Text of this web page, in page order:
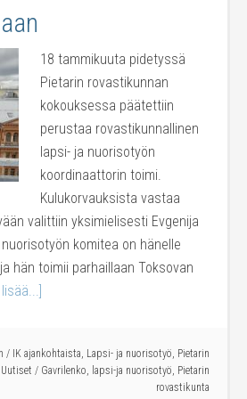
18 tammikuuta pidetyssä
Pietarin rovastikunnan
kokouksessa päätettiin
perustaa rovastikunnallinen
lapsi- ja nuorisotyön
koordinaattorin toimi.
Kulukorvauksista vastaa
valittiin yksimielisesti Evgenija
komitea on hänelle
hän toimii parhaillaan Toksovan
/ IK ajankohtaista, Lapsi- ja nuorisotyö, Pietarin
Uutiset / Gavrilenko, lapsi-ja nuorisotyö, Pietarin
rovastikunta